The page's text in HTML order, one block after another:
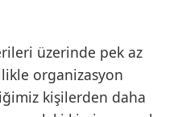
üzerinde pek az
organizasyon
kişilerden daha